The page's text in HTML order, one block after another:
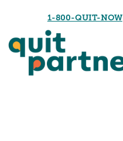
1-800-QUIT-NOW